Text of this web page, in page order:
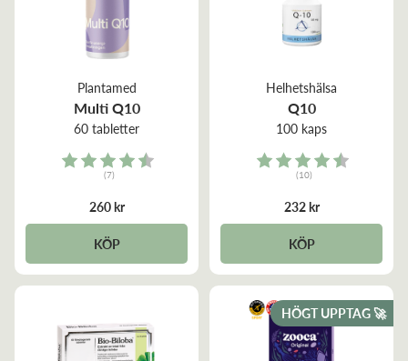
Plantamed
Multi Q10
60 tabletter
Rating:
(7)
260 kr
KÖP
Helhetshälsa
Q10
100 kaps
Rating:
(10)
232 kr
KÖP
HÖGT UPPTAG 🚀